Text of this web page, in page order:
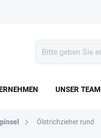
UNSER TEAM
Ölstrichzieher rund